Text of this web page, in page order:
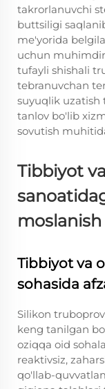
takrorlanuvchi
buttsiligi
me'yorida
uchun
tufayli shishali
tebranuvchan
suyuqlik uzatish
tanlov bo'lib
sovutish
Tibbiyot
moslanish
Tibbiyot va
sohasida
Silikon
keng tanilgan
oziqqa oid
reaktivsiz,
qo'llab-